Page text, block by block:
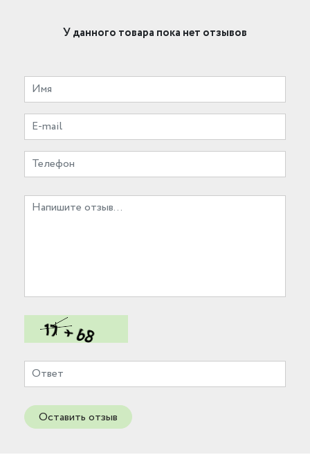
У данного товара пока нет отзывов
Оставить отзыв